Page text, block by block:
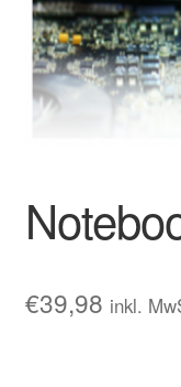
€39,98 inkl.